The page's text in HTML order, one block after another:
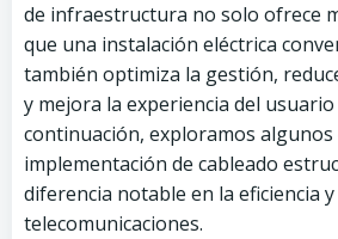
de infraestructura no solo ofrece
que una instalación eléctrica
también optimiza la gestión,
y mejora la experiencia del usuario
continuación, exploramos algunos
implementación de cableado
diferencia notable en la eficiencia
telecomunicaciones.